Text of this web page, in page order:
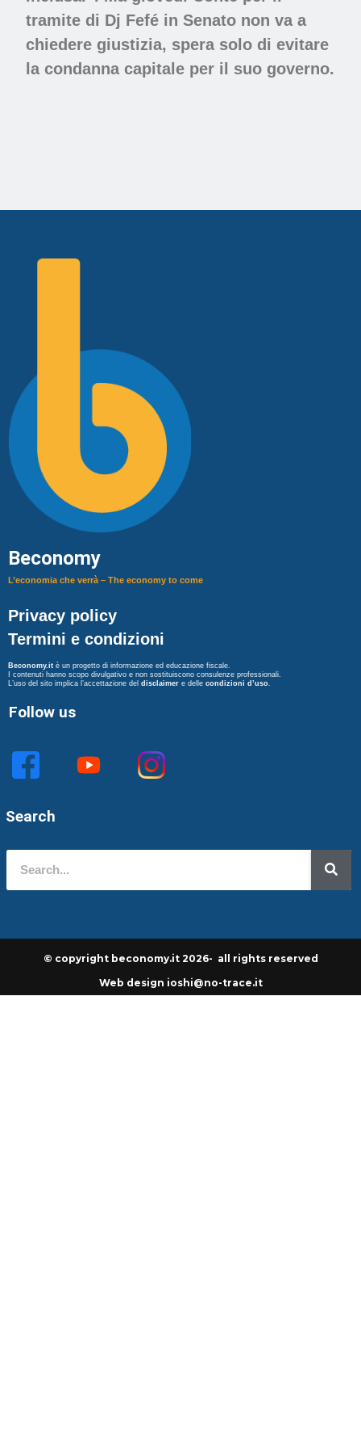
tramite di Dj Fefé in Senato non va a
chiedere giustizia, spera solo di evitare
la condanna capitale per il suo governo.
Beconomy
L’economia che verrà – The economy to come
Privacy policy
Termini e condizioni
Beconomy.it è un progetto di informazione ed educazione fiscale.
I contenuti hanno scopo divulgativo e non sostituiscono consulenze professionali.
L’uso del sito implica l’accettazione del disclaimer e delle condizioni d’uso
Follow us
Search
© copyright beconomy.it 2026- all rights reserved
Web design ioshi@no-trace.it